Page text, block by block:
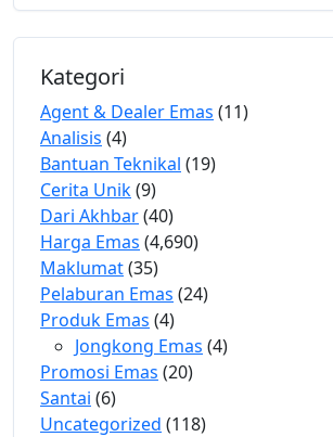
Kategori
Agent & Dealer Emas (11)
Analisis (4)
Bantuan Teknikal (19)
Cerita Unik(9)
Dari Akhbar(40)
Harga Emas (4,690)
Maklumat(35)
Pelaburan Emas (24)
Produk Emas (4)
Jongkong Emas (4)
Promosi Emas (20)
Santai (6)
Uncategorized (118)